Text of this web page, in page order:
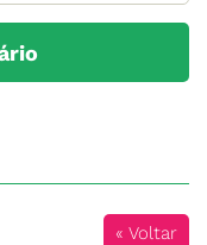
« Voltar